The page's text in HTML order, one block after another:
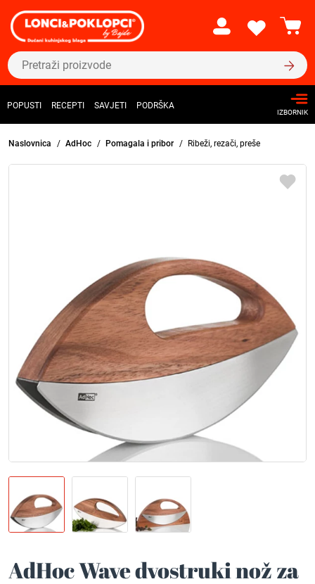
POPUSTI RECEPTI SAVJETI PODRŠKA
IZBORNIK
Naslovnica AdHoc Pomagala i pribor Ribeži, rezači, preše
AdHoc Wave dvostruki nož za